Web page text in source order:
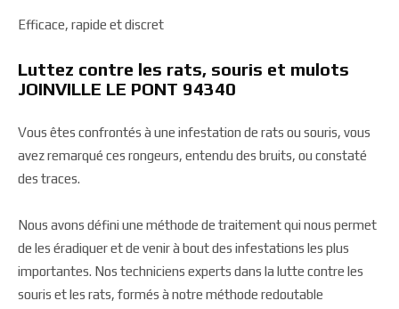
Efficace, rapide et discret
Luttez contre les rats, souris et mulots
JOINVILLE LE PONT 94340
Vous êtes confrontés à une infestation de rats ou souris, vous
avez remarqué ces rongeurs, entendu des bruits, ou constaté
des traces.
Nous avons défini une méthode de traitement qui nous permet
de les éradiquer et de venir à bout des infestations les plus
importantes. Nos techniciens experts dans la lutte contre les
souris et les rats, formés à notre méthode redoutable